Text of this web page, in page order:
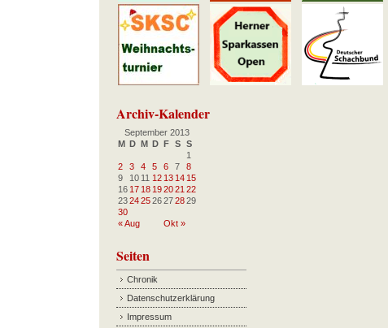
Archiv-Kalender
September 2013
M D M D F S S
« Aug Okt »
1
2
3 4 5 6 7
8
9
10 11 12 13 14 15
16 17 18 192021 22
23242526272829
30
Seiten
Chronik
Datenschutzerklärung
Impressum